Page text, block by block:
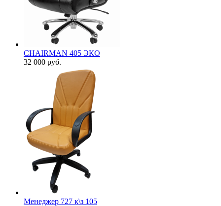
CHAIRMAN 405 ЭКО
32 000 руб.
Менеджер 727 к\з 105